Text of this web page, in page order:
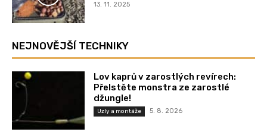
13. 11. 2025
NEJNOVĚJŠÍ TECHNIKY
Lov kaprů v zarostlých revírech:
Přelstěte monstra ze zarostlé
džungle!
Uzly a montáže 5. 8. 2026